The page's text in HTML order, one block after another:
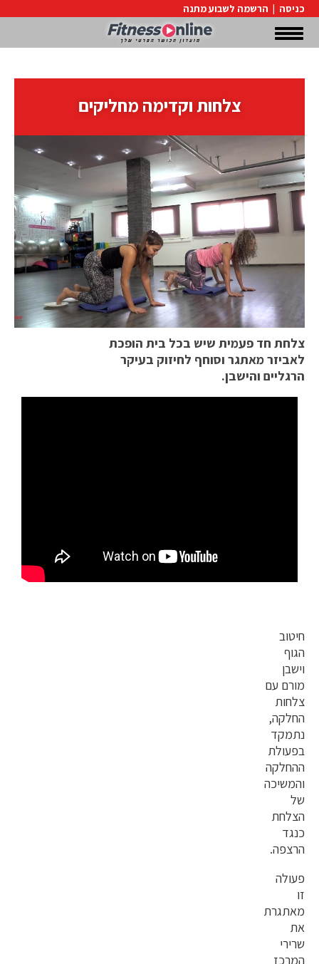
כניסה | הרשמה לשבוע מתנה
צלחות וקדימה מחליקים
צלחת חד פעמית שיש בכל בית הופכת
לאביזר מאתגר וסוחף לחיזוק בעיקר
הרגליים והישבן.
חיטוב
הגוף
וישבן
מורם עם
צלחות
החלקה,
נתמקד
בפעולת
ההחלקה
והמשיכה
של
הצלחת
כנגד
הרצפה.
פעולה
זו
מאתגרת
את
שרירי
המרכז